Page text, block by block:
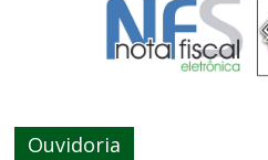
Ouvidoria